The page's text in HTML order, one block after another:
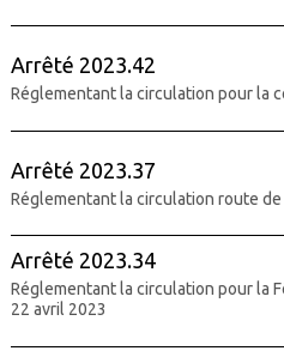
Arrêté 2023.42
Réglementant la circulation pour la
Arrêté 2023.37
Réglementant la circulation route
Arrêté 2023.34
Réglementant la circulation pour la
22 avril 2023